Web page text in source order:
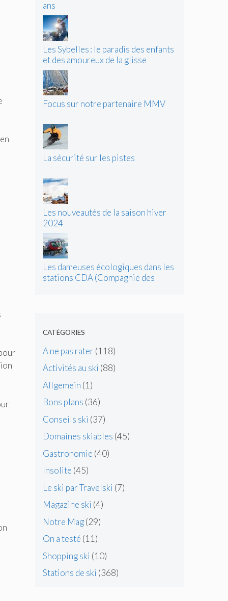
ans
Les Sybelles : le paradis des enfants
et des amoureux de la glisse
Focus sur notre partenaire MMV
La sécurité sur les pistes
Les nouveautés de la saison hiver
2024
Les dameuses écologiques dans les
stations CDA (Compagnie des
CATÉGORIES
A ne pas rater (118)
Activités au ski (88)
Allgemein (1)
Bons plans (36)
Conseils ski (37)
Domaines skiables (45)
Gastronomie (40)
Insolite (45)
Le ski par Travelski (7)
Magazine ski (4)
Notre Mag(29)
On a testé (11)
Shopping ski (10)
Stations de ski (368)